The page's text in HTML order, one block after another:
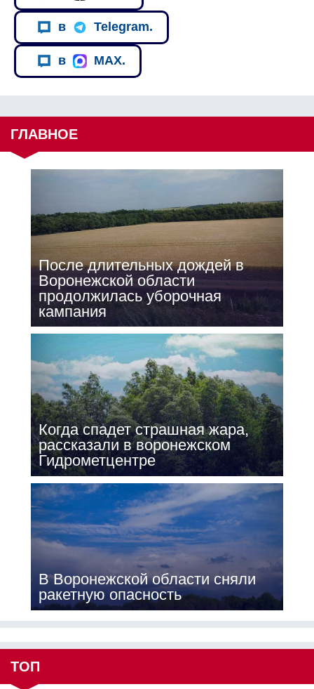
в Telegram.
в MAX.
ГЛАВНОЕ
После длительных дождей в
Воронежской области
продолжилась уборочная
кампания
Когда спадет страшная жара,
рассказали в воронежском
Гидрометцентре
В Воронежской области сняли
ракетную опасность
ТОП